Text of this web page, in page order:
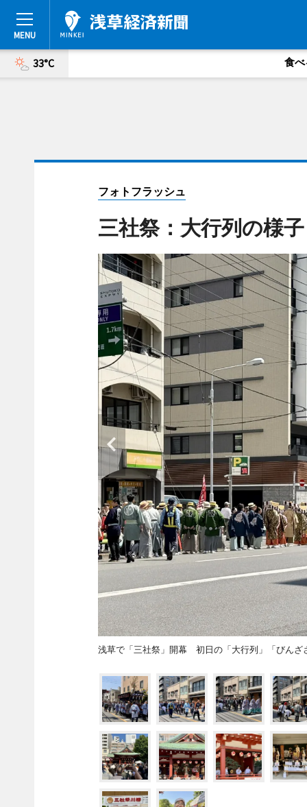
33°C 食べ
フォトフラッシュ
三社祭：大行列の様子
浅草で「三社祭」開幕 初日の「大行列」「びんざ